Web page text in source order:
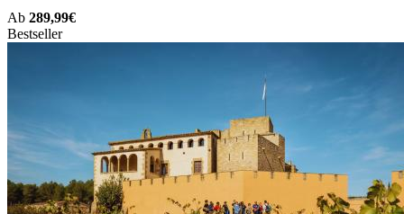
Ab 289,99€
Bestseller